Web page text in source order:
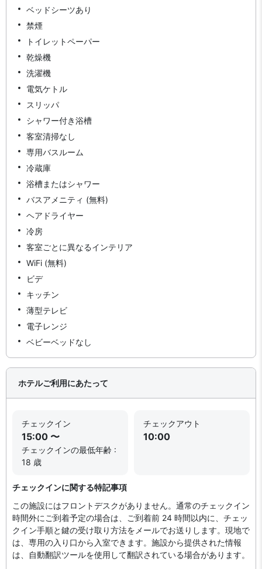
ベッドシーツあり
禁煙
トイレットペーパー
乾燥機
洗濯機
電気ケトル
スリッパ
シャワー付き浴槽
客室清掃なし
専用バスルーム
冷蔵庫
浴槽またはシャワー
バスアメニティ (無料)
ヘアドライヤー
冷房
客室ごとに異なるインテリア
WiFi (無料)
ビデ
キッチン
薄型テレビ
電子レンジ
ベビーベッドなし
ホテルご利用にあたって
チェックイン
15:00 〜
チェックインの最低年齢 :
18 歳
チェックアウト
10:00
チェックインに関する特記事項
この施設にはフロントデスクがありません。通常のチェックイン
時間外にご到着予定の場合は、ご到着前 24 時間以内に、チェッ
クイン手順と鍵の受け取り方法をメールでお送りします。現地で
は、専用の入り口から入室できます。施設から提供された情報
は、自動翻訳ツールを使用して翻訳されている場合があります。